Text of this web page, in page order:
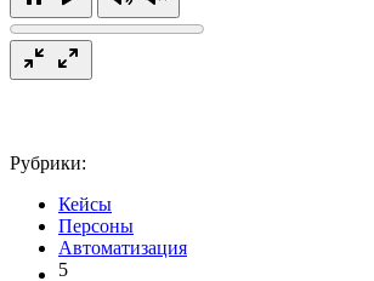
Рубрики:
Кейсы
Персоны
Автоматизация
5